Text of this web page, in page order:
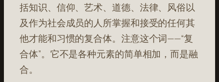
括知识、信仰、艺术、道德、法律、风俗以
及作为社会成员的人所掌握和接受的任何其
他才能和习惯的复合体。注意这个词——“复
合体”。它不是各种元素的简单相加，而是融
合。